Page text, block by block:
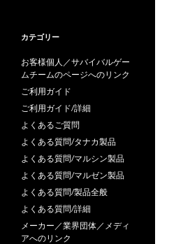
カテゴリー
お客様個人／サバイバルゲー
ムチームのページへのリンク
ご利用ガイド
ご利用ガイド/詳細
よくあるご質問
よくある質問/タナカ製品
よくある質問/マルシン製品
よくある質問/マルゼン製品
よくある質問/製品全般
よくある質問/詳細
メーカー／業界団体／メディ
アへのリンク